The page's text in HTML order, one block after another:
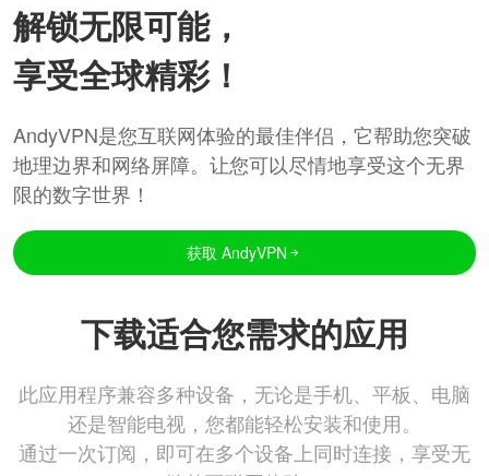
解锁无限可能，
享受全球精彩！
AndyVPN是您互联网体验的最佳伴侣，它帮助您突破
地理边界和网络屏障。让您可以尽情地享受这个无界
限的数字世界！
获取 AndyVPN
下载适合您需求的应用
此应用程序兼容多种设备，无论是手机、平板、电脑
还是智能电视，您都能轻松安装和使用。
通过一次订阅，即可在多个设备上同时连接，享受无